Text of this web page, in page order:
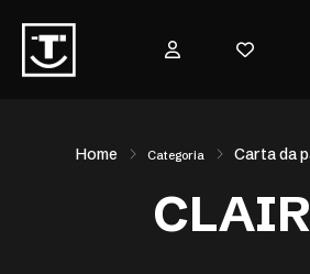
Home Categoria Carta da